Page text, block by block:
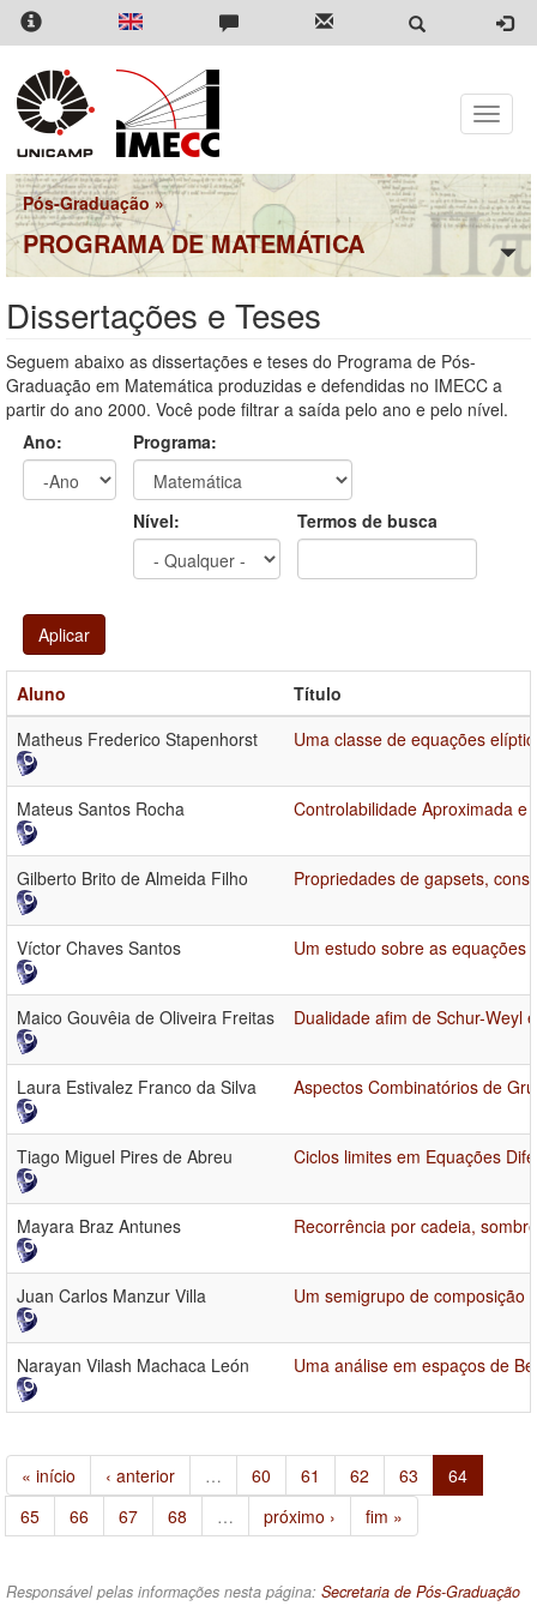
Pular
para
conteúdo
principal
Toggle
Pós-Graduação »
PROGRAMA DE MATEMÁTICA
Dissertações e Teses
Seguem abaixo as dissertações e teses do Programa de Pós-
Graduação em Matemática produzidas e defendidas no IMECC a
partir do ano 2000. Você pode filtrar a saída pelo ano e pelo nível.
Ano:
Programa:
Nível: Termos de busca
Aplicar
Aluno
Título
Matheus Frederico Stapenhorst
Uma classe de equações
Mateus Santos Rocha Controlabilidade Aproximada
Gilberto Brito de Almeida Filho Propriedades de gapsets,
Víctor Chaves Santos Um estudo sobre as equações
Maico Gouvêia de Oliveira Freitas Dualidade afim de Schur-Weyl
Laura Estivalez Franco da Silva Aspectos Combinatórios de
Tiago Miguel Pires de Abreu Ciclos limites em Equações
Mayara Braz Antunes Recorrência por cadeia,
Juan Carlos Manzur Villa Um semigrupo de composição
Narayan Vilash Machaca León Uma análise em espaços de
« início ‹ anterior … 60 61 62 63
64
65
66 67 68 … próximo › fim »
Responsável pelas informações nesta página: Secretaria de Pós-Graduação